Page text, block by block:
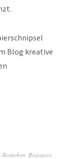
Blog kreative
, Biofarben Biopapier,